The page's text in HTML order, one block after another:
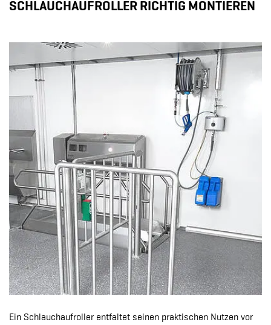
SCHLAUCHAUFROLLER RICHTIG MONTIEREN
Ein Schlauchaufroller entfaltet seinen praktischen Nutzen vor